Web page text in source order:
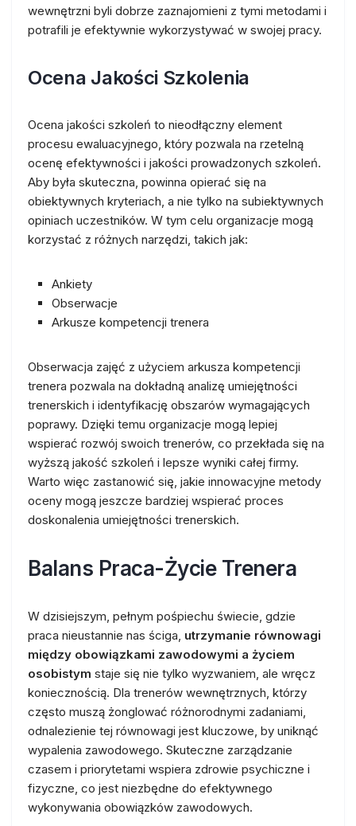
wewnętrzni byli dobrze zaznajomieni z tymi metodami i
potrafili je efektywnie wykorzystywać w swojej pracy.
Ocena Jakości Szkolenia
Ocena jakości szkoleń to nieodłączny element
procesu ewaluacyjnego, który pozwala na rzetelną
ocenę efektywności i jakości prowadzonych szkoleń.
Aby była skuteczna, powinna opierać się na
obiektywnych kryteriach, a nie tylko na subiektywnych
opiniach uczestników. W tym celu organizacje mogą
korzystać z różnych narzędzi, takich jak:
Ankiety
Obserwacje
Arkusze kompetencji trenera
Obserwacja zajęć z użyciem arkusza kompetencji
trenera pozwala na dokładną analizę umiejętności
trenerskich i identyfikację obszarów wymagających
poprawy. Dzięki temu organizacje mogą lepiej
wspierać rozwój swoich trenerów, co przekłada się na
wyższą jakość szkoleń i lepsze wyniki całej firmy.
Warto więc zastanowić się, jakie innowacyjne metody
oceny mogą jeszcze bardziej wspierać proces
doskonalenia umiejętności trenerskich.
Balans Praca-Życie Trenera
W dzisiejszym, pełnym pośpiechu świecie, gdzie
praca nieustannie nas ściga, utrzymanie równowagi
między obowiązkami zawodowymi a życiem
osobistym staje się nie tylko wyzwaniem, ale wręcz
koniecznością. Dla trenerów wewnętrznych, którzy
często muszą żonglować różnorodnymi zadaniami,
odnalezienie tej równowagi jest kluczowe, by uniknąć
wypalenia zawodowego. Skuteczne zarządzanie
czasem i priorytetami wspiera zdrowie psychiczne i
fizyczne, co jest niezbędne do efektywnego
wykonywania obowiązków zawodowych.